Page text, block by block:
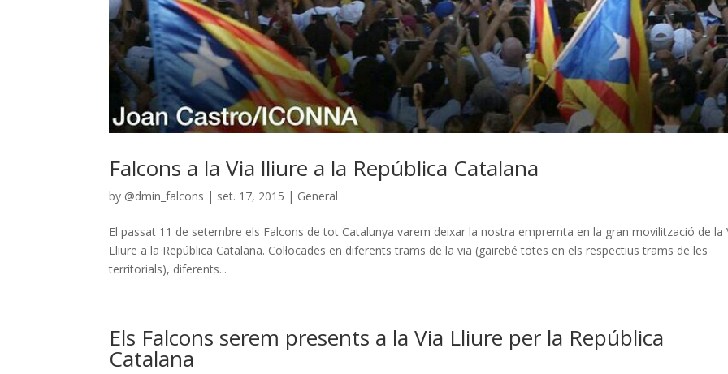
Falcons a la Via lliure a la República Catalana
by @dmin_falcons | set. 17, 2015 | General
El passat 11 de setembre els Falcons de tot Catalunya varem deixar la nostra empremta en la gran movilització de la
Lliure a la República Catalana. Col·locades en diferents trams de la via (gairebé totes en els respectius trams de les
territorials), diferents...
Els Falcons serem presents a la Via Lliure per la República
Catalana